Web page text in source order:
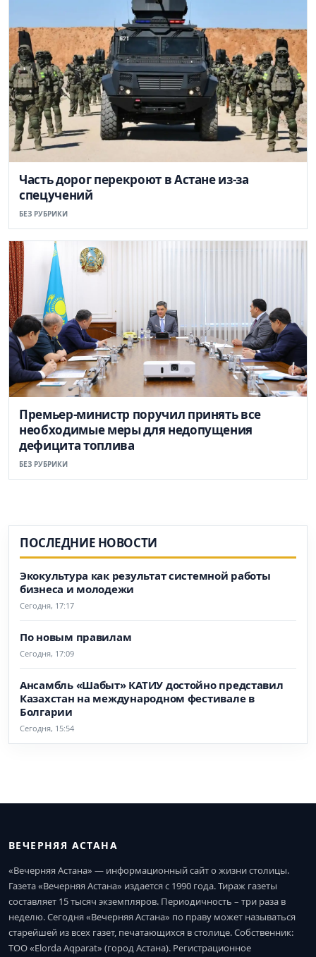
Часть дорог перекроют в Астане из-за
спецучений
БЕЗ РУБРИКИ
Премьер-министр поручил принять все
необходимые меры для недопущения
дефицита топлива
БЕЗ РУБРИКИ
ПОСЛЕДНИЕ НОВОСТИ
Экокультура как результат системной работы
бизнеса и молодежи
Сегодня, 17:17
По новым правилам
Сегодня, 17:09
Ансамбль «Шабыт» КАТИУ достойно представил
Казахстан на международном фестивале в
Болгарии
Сегодня, 15:54
ВЕЧЕРНЯЯ АСТАНА
«Вечерняя Астана» — информационный сайт о жизни столицы.
Газета «Вечерняя Астана» издается с 1990 года. Тираж газеты
составляет 15 тысяч экземпляров. Периодичность – три раза в
неделю. Сегодня «Вечерняя Астана» по праву может называться
старейшей из всех газет, печатающихся в столице. Собственник:
ТОО «Elorda Aqparat» (город Астана). Регистрационное